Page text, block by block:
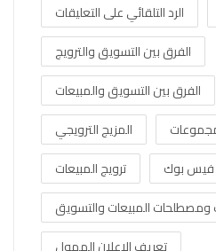
الرد التلقائي على التعليقات
الفرق بين التسويق والترويج
الفرق بين التسويق والمبيعات
المزيج الترويجي
ترويج المبيعات
فيس بوك
ومصطلحات المبيعات والتسويق